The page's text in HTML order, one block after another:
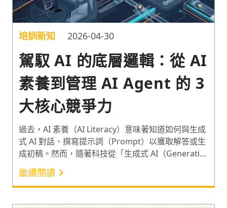
培訓新知 2026-04-30
駕馭 AI 的底層邏輯：從 AI
素養到管理 AI Agent 的 3
大核心競爭力
過去，AI 素養（AI Literacy）意味著知道如何與生成
式 AI 對話、撰寫提示詞（Prompt）以獲取解答或生
成初稿。然而，隨著科技從「生成式 AI（Generative
AI）」跨入「代理型 AI（Agentic AI）」時代，職場
上駕馭 AI 的底層邏輯已經徹底改變，現在企業必須
建立全新的 AI Agent（人工智慧代理人）的管理指
標。
繼續閱讀